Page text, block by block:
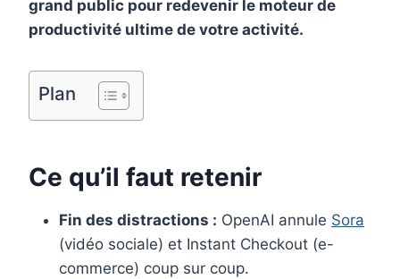
grand public pour redevenir le moteur de
productivité ultime de votre activité.
Plan
Ce qu’il faut retenir
Fin des distractions : OpenAI annule Sora
(vidéo sociale) et Instant Checkout (e-
commerce) coup sur coup.